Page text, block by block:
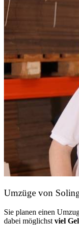
Umzüge von
Sie planen einen
dabei möglichst viel